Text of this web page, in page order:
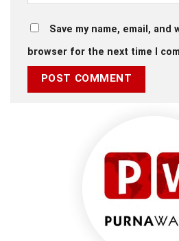
Save my name, email,
browser for the next time I